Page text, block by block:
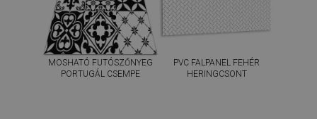
MOSHATÓ FUTÓSZŐNYEG
PORTUGÁL CSEMPE
PVC FALPANEL FEHÉR
HERINGCSONT